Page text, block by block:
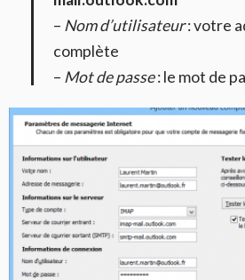
– Nom d’utilisateur: votre
complète
– Mot de passe: le mot de